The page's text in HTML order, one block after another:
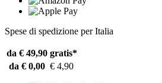
Spese di spedizione per Italia
da € 49,90 gratis*
da € 0,00 € 4,90